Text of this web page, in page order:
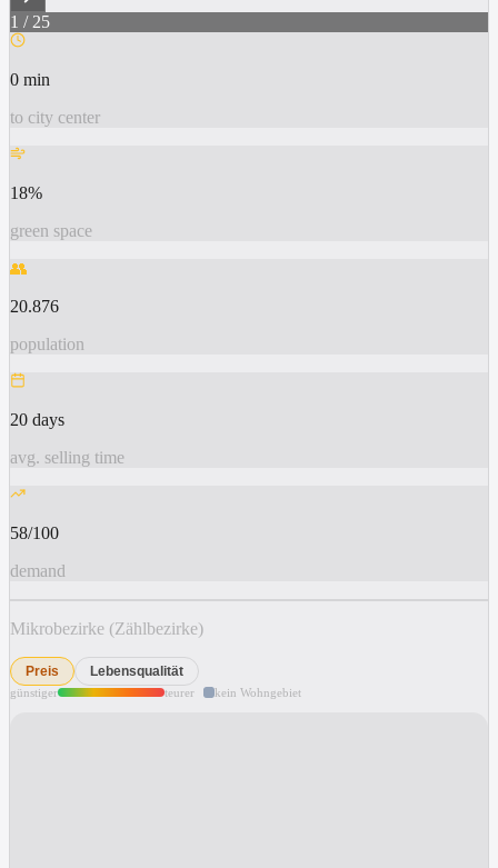
1 / 25
0 min
to city center
18%
green space
👥
20.876
population
20 days
avg. selling time
58/100
demand
Mikrobezirke (Zählbezirke)
Preis Lebensqualität
günstiger teurer kein Wohngebiet